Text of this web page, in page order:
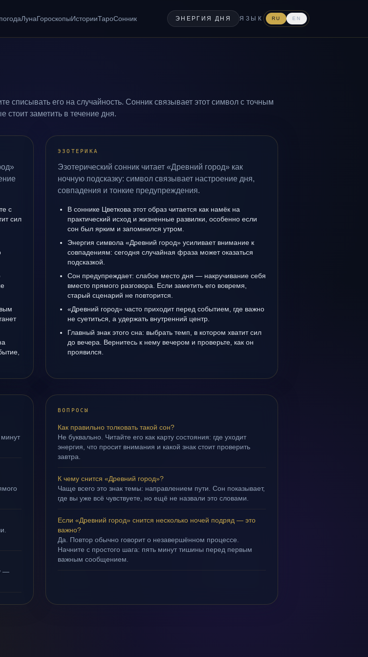
ЛунаГороскопыИсторииТароСонник ЭНЕРГИЯ ДНЯ ЯЗЫК RU EN
списывать его на случайность. Сонник связывает этот символ с точным
заметить в течение дня.
с
сил
ЭЗОТЕРИКА
Эзотерический сонник читает «Древний город» как
ночную подсказку: символ связывает настроение дня,
совпадения и тонкие предупреждения.
В соннике Цветкова этот образ читается как намёк на
практический исход и жизненные развилки, особенно если
сон был ярким и запомнился утром.
Энергия символа «Древний город» усиливает внимание к
совпадениям: сегодня случайная фраза может оказаться
подсказкой.
Сон предупреждает: слабое место дня — накручивание себя
вместо прямого разговора. Если заметить его вовремя,
старый сценарий не повторится.
«Древний город» часто приходит перед событием, где важно
не суетиться, а удержать внутренний центр.
Главный знак этого сна: выбрать темп, в котором хватит сил
до вечера. Вернитесь к нему вечером и проверьте, как он
проявился.
—
ВОПРОСЫ
Как правильно толковать такой сон?
Не буквально. Читайте его как карту состояния: где уходит
энергия, что просит внимания и какой знак стоит проверить
завтра.
К чему снится «Древний город»?
Чаще всего это знак темы: направлением пути. Сон показывает,
где вы уже всё чувствуете, но ещё не назвали это словами.
Если «Древний город» снится несколько ночей подряд — это
важно?
Да. Повтор обычно говорит о незавершённом процессе.
Начните с простого шага: пять минут тишины перед первым
важным сообщением.